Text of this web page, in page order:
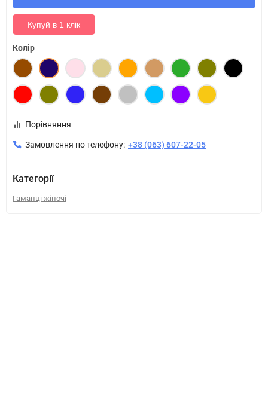
Купуй в 1 клік
Колір
Порівняння
Замовлення по телефону: +38 (063) 607-22-05
Категорії
Гаманці жіночі